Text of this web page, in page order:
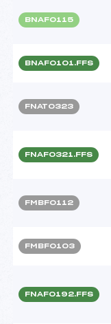
BNAF0115
BNAF0101.FFS
FNAT0323
FNAF0321.FFS
FMBF0112
FMBF0103
FNAF0192.FFS